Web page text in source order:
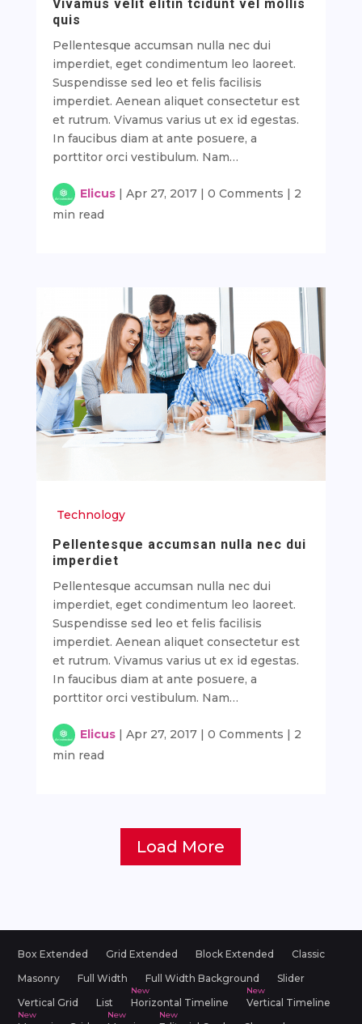
Vivamus velit elitin tcidunt vel mollis
quis
Pellentesque accumsan nulla nec dui
imperdiet, eget condimentum leo laoreet.
Suspendisse sed leo et felis facilisis
imperdiet. Aenean aliquet consectetur est
et rutrum. Vivamus varius ut ex id egestas.
In faucibus diam at ante posuere, a
porttitor orci vestibulum. Nam…
Elicus| Apr 27, 2017| 0 Comments | 2
min read
Technology
Pellentesque accumsan nulla nec dui
imperdiet
Pellentesque accumsan nulla nec dui
imperdiet, eget condimentum leo laoreet.
Suspendisse sed leo et felis facilisis
imperdiet. Aenean aliquet consectetur est
et rutrum. Vivamus varius ut ex id egestas.
In faucibus diam at ante posuere, a
porttitor orci vestibulum. Nam…
Elicus| Apr 27, 2017| 0 Comments | 2
min read
Load More
Box Extended Grid Extended Block Extended
Classic
Masonry
Full Width Full Width Background
Slider
Vertical Grid
List Horizontal Timeline
Vertical Timeline